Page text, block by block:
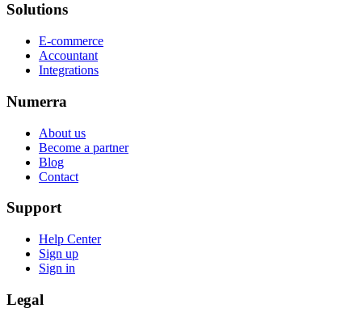
Solutions
E-commerce
Accountant
Integrations
Numerra
About us
Become a partner
Blog
Contact
Support
Help Center
Sign up
Sign in
Legal